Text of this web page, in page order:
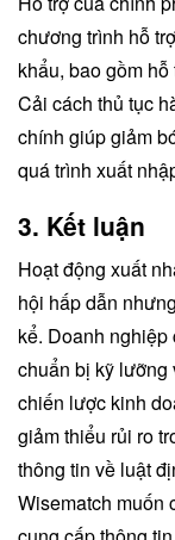
chương trình hỗ
khẩu, bao gồm
Cải cách thủ tục
chính giúp giảm
quá trình xuất
3. Kết luận
Hoạt động xuất
hội hấp dẫn
kể. Doanh
chuẩn bị kỹ lưỡng
chiến lược kinh
giảm thiểu rủi ro
thông tin về luật
Wisematch muốn